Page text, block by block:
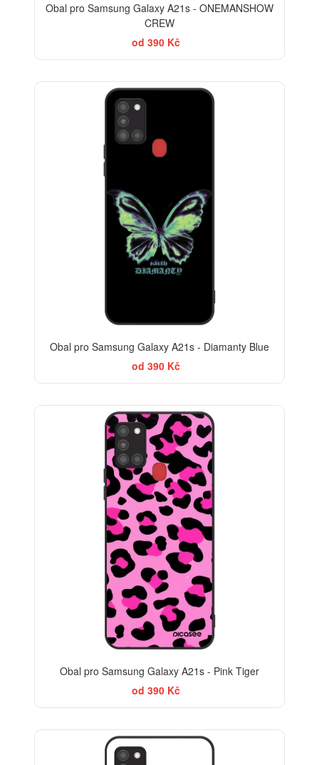
Obal pro Samsung Galaxy A21s - ONEMANSHOW
CREW
od 390 Kč
Obal pro Samsung Galaxy A21s - Diamanty Blue
od 390 Kč
Obal pro Samsung Galaxy A21s - Pink Tiger
od 390 Kč